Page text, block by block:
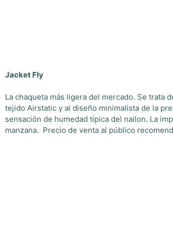
Jacket Fly
La chaqueta más ligera del mercado. Se trata
tejido Airstatic y al diseño minimalista de la
sensación de humedad típica del nailon. La
manzana. Precio de venta al público